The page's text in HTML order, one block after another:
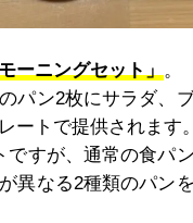
ーニングセット」。
パン2枚にサラダ、
ートで提供されます。
ですが、通常の食パ
異なる2種類のパン